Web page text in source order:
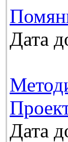
Дата
Дата